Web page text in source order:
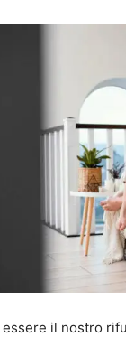
essere il nostro